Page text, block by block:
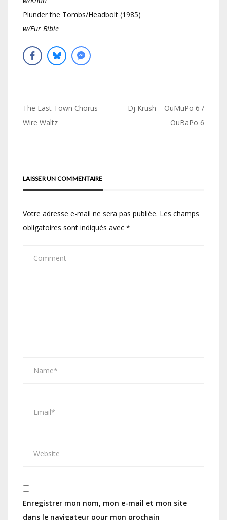
Plunder the Tombs/Headbolt (1985)
w/Fur Bible
Navigation
de
The Last Town Chorus –
Wire Waltz
Dj Krush – OuMuPo 6 /
OuBaPo 6
LAISSER UN COMMENTAIRE
Votre adresse e-mail ne sera pas publiée. Les champs
obligatoires sont indiqués avec *
Enregistrer mon nom, mon e-mail et mon site
dans le navigateur pour mon prochain